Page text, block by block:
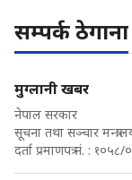
सम्पर्क ठेगाना
मुग्लानी खबर
नेपाल सरकार
सूचना तथा सञ्चार
दर्ता प्रमाणपत्र नं. :